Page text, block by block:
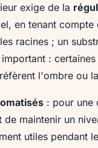
exige de la
en tenant
racines ; un
:
l'ombre ou
: pour une
maintenir un
utiles pendant